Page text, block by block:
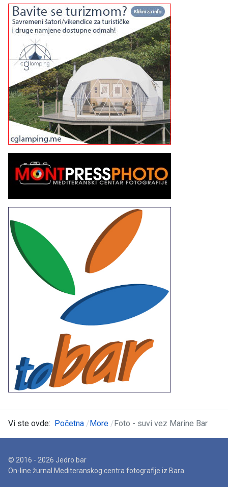
Vi ste ovde: Početna More Foto - suvi vez Marine Bar
© 2016 - 2026 Jedro.bar
On-line žurnal Mediteranskog centra fotografije iz Bara